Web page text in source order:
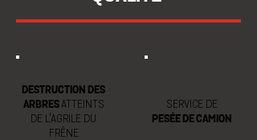
DESTRUCTION DES
ARBRESATTEINTS
DE L'AGRILE DU
FRÊNE
SERVICE DE
PESÉE DE CAMION